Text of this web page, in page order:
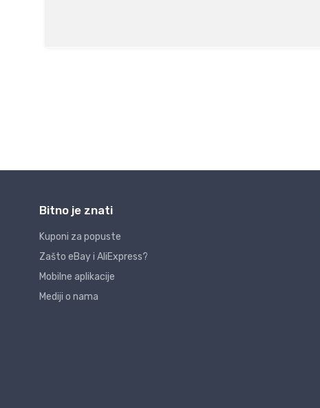
Bitno je znati
Kuponi za popuste
Zašto eBay i AliExpress?
Mobilne aplikacije
Mediji o nama